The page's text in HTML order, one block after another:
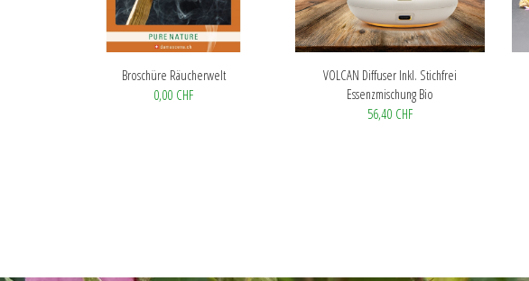
Broschüre Räucherwelt
0,00 CHF
VOLCAN Diffuser Inkl. Stichfrei
Essenzmischung Bio
56,40 CHF